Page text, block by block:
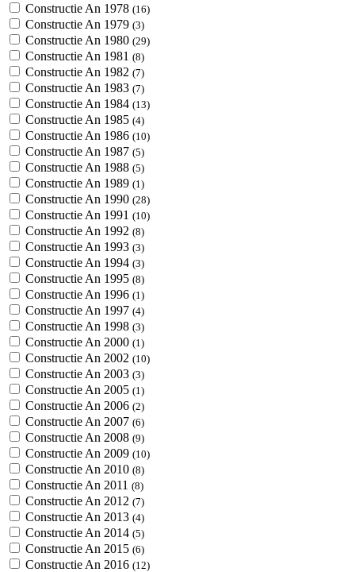
Constructie An 1978 (16)
Constructie An 1979 (3)
Constructie An 1980 (29)
Constructie An 1981 (8)
Constructie An 1982 (7)
Constructie An 1983 (7)
Constructie An 1984 (13)
Constructie An 1985 (4)
Constructie An 1986 (10)
Constructie An 1987 (5)
Constructie An 1988 (5)
Constructie An 1989 (1)
Constructie An 1990 (28)
Constructie An 1991 (10)
Constructie An 1992 (8)
Constructie An 1993 (3)
Constructie An 1994 (3)
Constructie An 1995 (8)
Constructie An 1996 (1)
Constructie An 1997 (4)
Constructie An 1998 (3)
Constructie An 2000 (1)
Constructie An 2002 (10)
Constructie An 2003 (3)
Constructie An 2005 (1)
Constructie An 2006 (2)
Constructie An 2007 (6)
Constructie An 2008 (9)
Constructie An 2009 (10)
Constructie An 2010 (8)
Constructie An 2011 (8)
Constructie An 2012 (7)
Constructie An 2013 (4)
Constructie An 2014 (5)
Constructie An 2015 (6)
Constructie An 2016 (12)